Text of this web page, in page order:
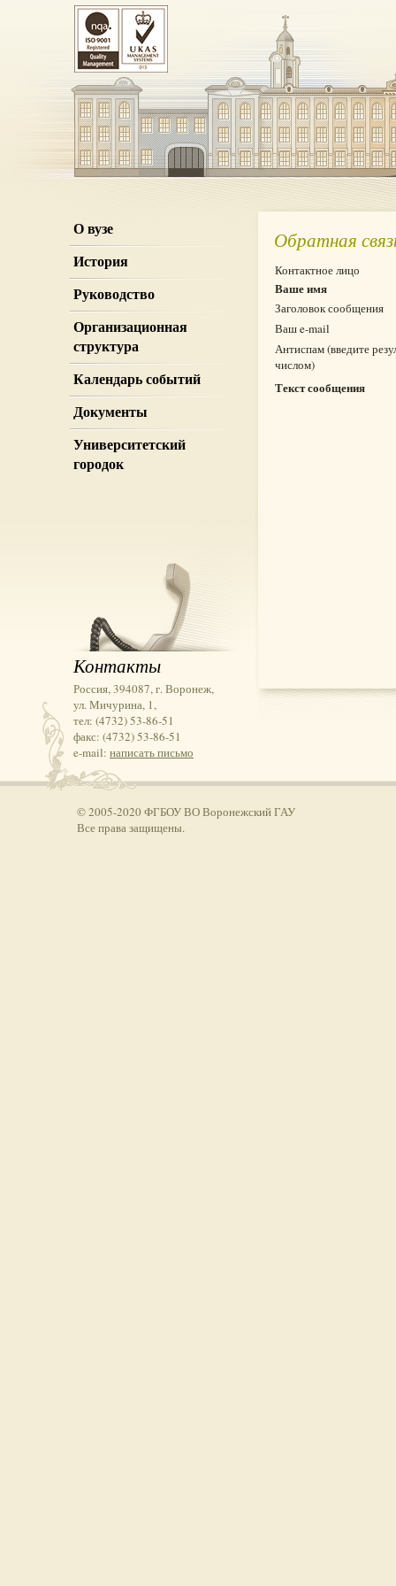
О вузе
История
Руководство
Организационная
структура
Календарь событий
Документы
Университетский
городок
Обратная
Контактное лицо
Ваше имя
Заголовок сообщения
Ваш e-mail
Антиспам (введите
числом)
Текст сообщения
Контакты
Россия, 394087, г. Воронеж,
ул. Мичурина, 1,
тел: (4732) 53-86-51
факс: (4732) 53-86-51
e-mail: написать письмо
© 2005-2020 ФГБОУ ВО Воронежский ГАУ
Все права защищены.